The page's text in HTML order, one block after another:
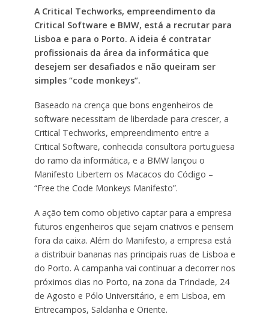
A Critical Techworks, empreendimento da
Critical Software e BMW, está a recrutar para
Lisboa e para o Porto. A ideia é contratar
profissionais da área da informática que
desejem ser desafiados e não queiram ser
simples “code monkeys”.
Baseado na crença que bons engenheiros de
software necessitam de liberdade para crescer, a
Critical Techworks, empreendimento entre a
Critical Software, conhecida consultora portuguesa
do ramo da informática, e a BMW lançou o
Manifesto Libertem os Macacos do Código –
“Free the Code Monkeys Manifesto”.
A ação tem como objetivo captar para a empresa
futuros engenheiros que sejam criativos e pensem
fora da caixa. Além do Manifesto, a empresa está
a distribuir bananas nas principais ruas de Lisboa e
do Porto. A campanha vai continuar a decorrer nos
próximos dias no Porto, na zona da Trindade, 24
de Agosto e Pólo Universitário, e em Lisboa, em
Entrecampos, Saldanha e Oriente.